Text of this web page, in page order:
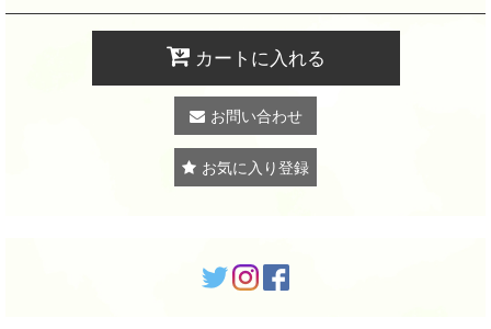
カートに入れる
お問い合わせ
お気に入り登録